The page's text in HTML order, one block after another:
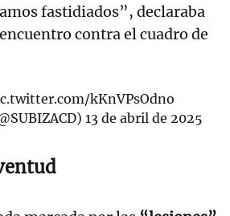
fastidiados”, declaraba
contra el cuadro de
kKnVPsOdno
13 de abril de 2025